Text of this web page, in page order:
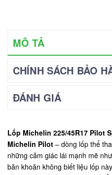
MÔ TẢ
CHÍNH SÁCH BẢO
ĐÁNH GIÁ
Lốp Michelin 225/45R17 Pilot
Michelin Pilot – dòng lốp thể
những cảm giác lái mạnh mẽ
băn khoăn không biết liệu lốp